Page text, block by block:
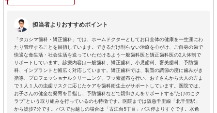
担当者よりおすすめポイント
「タカシマ歯科・矯正歯科」では、ホームドクターとしてお口全体の健康を一生涯にわ
たり管理することを目指しています。できるだけ削らない治療を心がけ、ご自身の歯で
快適な食生活・社会生活を送っていただけるよう一般歯科医と矯正歯科医の2人体制で
サポートしています。診療内容は一般歯科、矯正歯科、小児歯科、審美歯科、予防歯
科、インプラントと幅広く対応しています。矯正歯科では、装置の調節の度に歯みがき
指導、プロフェッショナルクリーニング、フッ素塗布を行い、お子さんから大人の方ま
で１人１人の虫歯リスクに応じたケアを歯科衛生士がサポートしています。医院では、
お子さんの健全な発育を目指し、予防歯科などで親御さんをサポートする“たけのこク
ラブ”という取り組みを行っているのも特徴です。医院までは阪急千里線「北千里駅」
から徒歩7分です。バスでお越しの場合は「古江台5丁目」バス停よりすぐです。水色